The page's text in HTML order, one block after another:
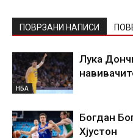
ПОВРЗАНИ НАПИСИ
НБА
Лука
Богдан
Хјустон